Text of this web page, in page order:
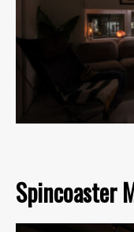
Spincoaster